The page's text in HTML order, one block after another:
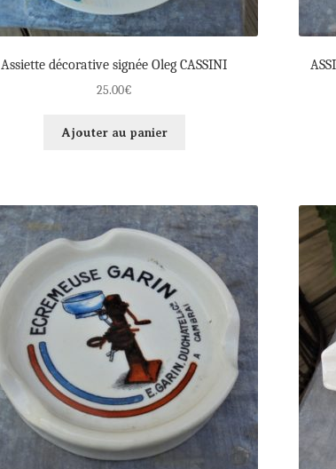
Assiette décorative signée Oleg CASSINI
25.00€
Ajouter au panier